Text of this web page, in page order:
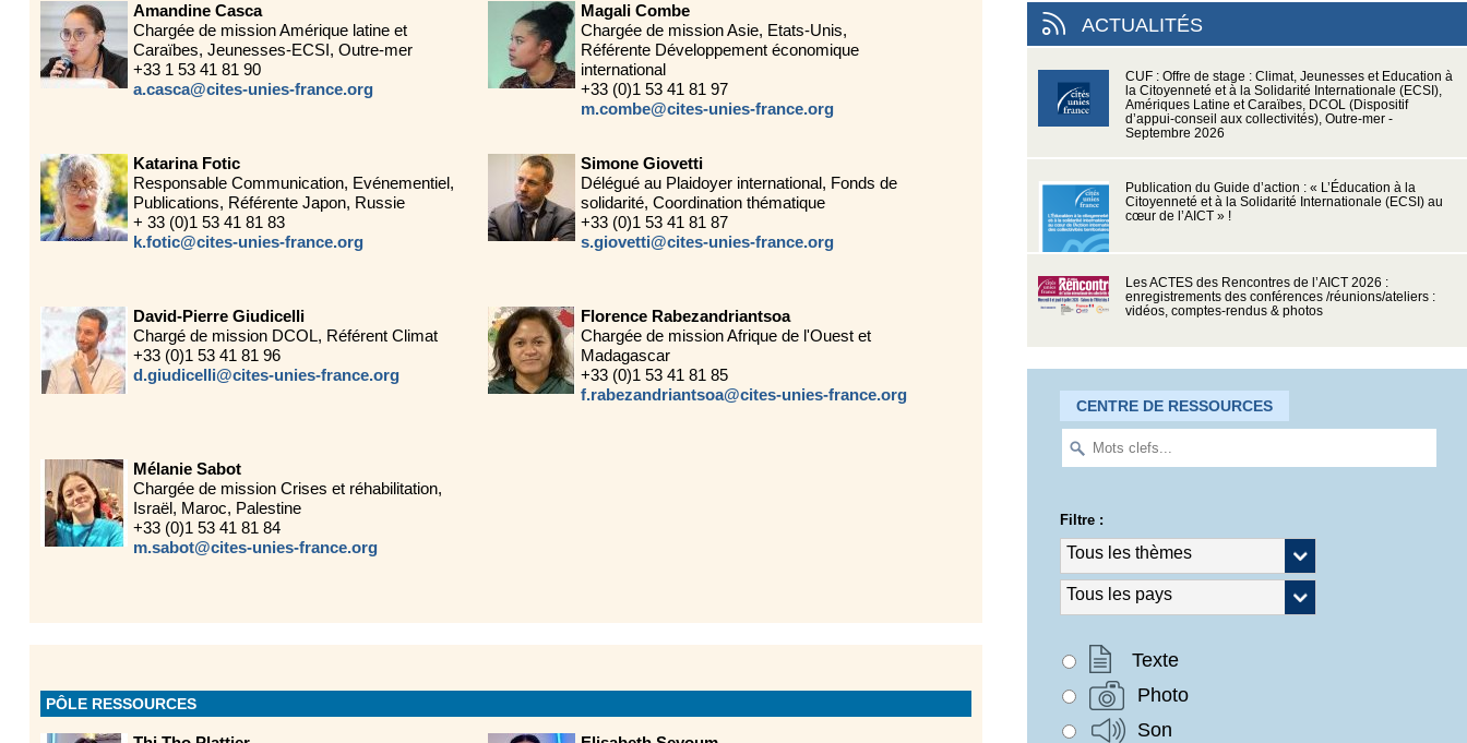
Amandine Casca
Chargée de mission Amérique latine et
Caraïbes, Jeunesses-ECSI, Outre-mer
+33 1 53 41 81 90
a.casca@cites-unies-france.org
Magali Combe
Chargée de mission Asie, Etats-Unis,
Référente Développement économique
international
+33 (0)1 53 41 81 97
m.combe@cites-unies-france.org
Katarina Fotic
Responsable Communication, Evénementiel,
Publications, Référente Japon, Russie
+ 33 (0)1 53 41 81 83
k.fotic@cites-unies-france.org
Simone Giovetti
Délégué au Plaidoyer international, Fonds de
solidarité, Coordination thématique
+33 (0)1 53 41 81 87
s.giovetti@cites-unies-france.org
David-Pierre Giudicelli
Chargé de mission DCOL, Référent Climat
+33 (0)1 53 41 81 96
d.giudicelli@cites-unies-france.org
Florence Rabezandriantsoa
Chargée de mission Afrique de l'Ouest et
Madagascar
+33 (0)1 53 41 81 85
f.rabezandriantsoa@cites-unies-france.org
Mélanie Sabot
Chargée de mission Crises et réhabilitation,
Israël, Maroc, Palestine
+33 (0)1 53 41 81 84
m.sabot@cites-unies-france.org
PÔLE RESSOURCES
ACTUALITÉS
CUF : Offre de stage : Climat, Jeunesses et Education à
la Citoyenneté et à la Solidarité Internationale (ECSI),
Amériques Latine et Caraïbes, DCOL (Dispositif
d’appui-conseil aux collectivités), Outre-mer -
Septembre 2026
Publication du Guide d’action : « L’Éducation à la
Citoyenneté et à la Solidarité Internationale (ECSI) au
cœur de l’AICT » !
Les ACTES des Rencontres de l’AICT 2026 :
enregistrements des conférences /réunions/ateliers :
vidéos, comptes-rendus & photos
CENTRE DE RESSOURCES
Filtre :
Texte
Photo
Son